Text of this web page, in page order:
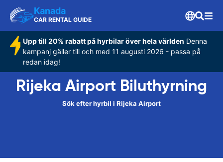
Kanada
CAR RENTAL GUIDE
Upp till 20% rabatt på hyrbilar över hela världen Denna
kampanj gäller till och med 11 augusti 2026 - passa på
redan idag!
Rijeka Airport Biluthyrning
Sök efter hyrbil i Rijeka Airport